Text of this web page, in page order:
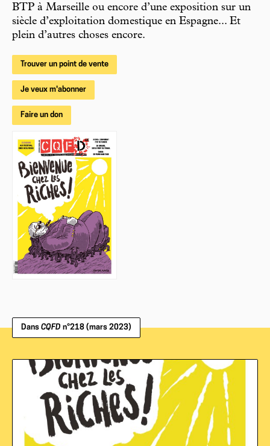
BTP à Marseille ou encore d’une exposition sur un
siècle d’exploitation domestique en Espagne... Et
plein d’autres choses encore.
Trouver un point de vente
Je veux m'abonner
Faire un don
Dans CQFD n°218 (mars 2023)